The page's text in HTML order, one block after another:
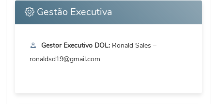
Gestão Executiva
Gestor Executivo DOL: Ronald Sales –
ronaldsd19@gmail.com